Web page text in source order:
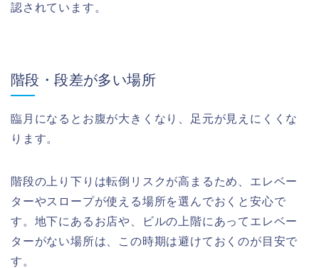
認されています。
階段・段差が多い場所
臨月になるとお腹が大きくなり、足元が見えにくくな
ります。
階段の上り下りは転倒リスクが高まるため、エレベー
ターやスロープが使える場所を選んでおくと安心で
す。地下にあるお店や、ビルの上階にあってエレベー
ターがない場所は、この時期は避けておくのが目安で
す。